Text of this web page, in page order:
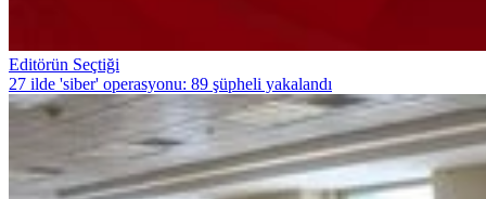
Editörün Seçtiği
27 ilde 'siber' operasyonu: 89 şüpheli yakalandı